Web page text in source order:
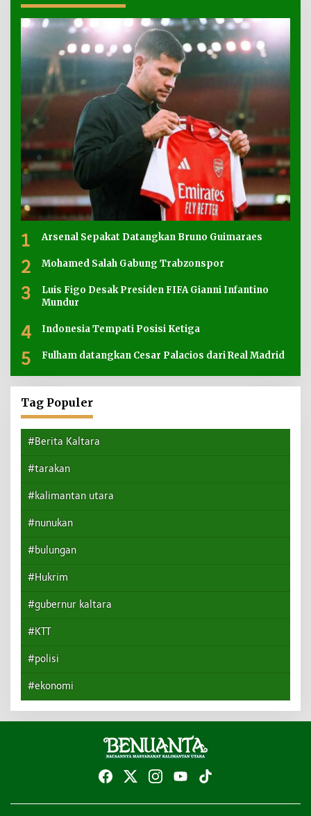
1 Arsenal Sepakat Datangkan Bruno Guimaraes
2 Mohamed Salah Gabung Trabzonspor
3
Luis Figo Desak Presiden FIFA Gianni Infantino
Mundur
4 Indonesia Tempati Posisi Ketiga
5 Fulham datangkan Cesar Palacios dari Real Madrid
Tag Populer
#Berita Kaltara
#tarakan
#kalimantan utara
#nunukan
#bulungan
#Hukrim
#gubernur kaltara
#KTT
#polisi
#ekonomi